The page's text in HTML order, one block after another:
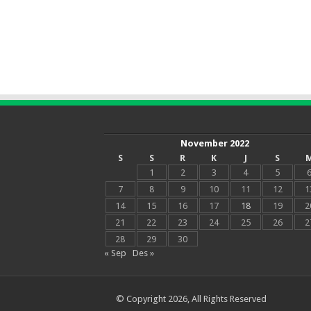
November 2022
S
S R K J S
1
2 3 4 5
6
7
8 9 10 11 12
14
15 16 17 18 19
21
22 23 24 25 26
28
29
30
« Sep
Des »
© Copyright 2026, All Rights Reserved